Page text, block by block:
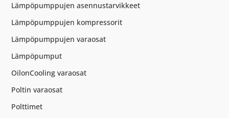
Lämpöpumppujen asennustarvikkeet
Lämpöpumppujen kompressorit
Lämpöpumppujen varaosat
Lämpöpumput
OilonCooling varaosat
Poltin varaosat
Polttimet